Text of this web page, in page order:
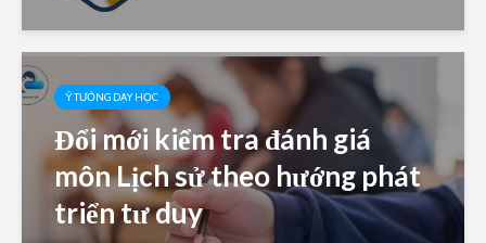
Ý TƯỞNG DẠY HỌC
Đổi mới kiểm tra đánh giá
môn Lịch sử theo hướng phát
triển tư duy